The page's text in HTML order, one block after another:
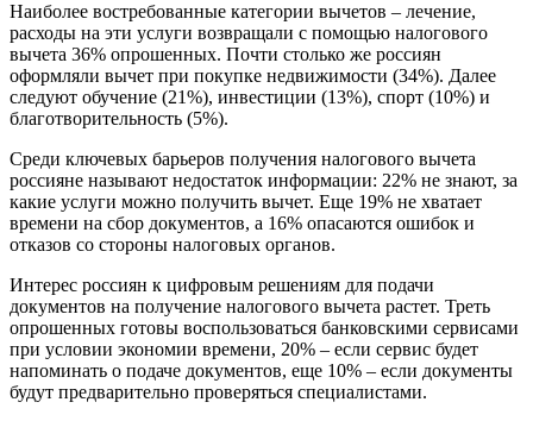
Наиболее востребованные категории вычетов – лечение,
расходы на эти услуги возвращали с помощью налогового
вычета 36% опрошенных. Почти столько же россиян
оформляли вычет при покупке недвижимости (34%). Далее
следуют обучение (21%), инвестиции (13%), спорт (10%) и
благотворительность (5%).
Среди ключевых барьеров получения налогового вычета
россияне называют недостаток информации: 22% не знают, за
какие услуги можно получить вычет. Еще 19% не хватает
времени на сбор документов, а 16% опасаются ошибок и
отказов со стороны налоговых органов.
Интерес россиян к цифровым решениям для подачи
документов на получение налогового вычета растет. Треть
опрошенных готовы воспользоваться банковскими сервисами
при условии экономии времени, 20% – если сервис будет
напоминать о подаче документов, еще 10% – если документы
будут предварительно проверяться специалистами.